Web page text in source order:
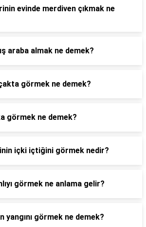
evinde merdiven çıkmak ne
araba almak ne demek?
görmek ne demek?
görmek ne demek?
içki içtiğini görmek nedir?
görmek ne anlama gelir?
yangını görmek ne demek?